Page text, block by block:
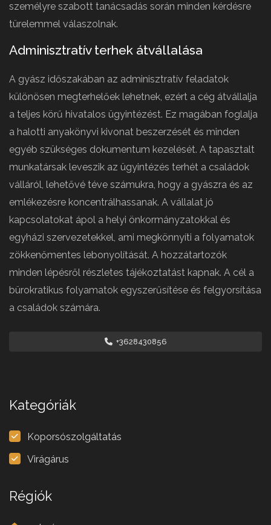
személyre szabott tanácsadás során minden kérdésre
türelemmel válaszolnak.
Adminisztratív terhek átvállalása
A gyász időszakában az adminisztratív feladatok
különösen megterhelőek lehetnek, ezért a cég átvállalja
a teljes körű hivatalos ügyintézést. Ez magában foglalja
a halotti anyakönyvi kivonat beszerzését és minden
egyéb szükséges dokumentum kezelését. A tapasztalt
munkatársak leveszik az ügyintézés terhét a családok
válláról, lehetővé téve számukra, hogy a gyászra és az
emlékezésre koncentrálhassanak. A vállalat jó
kapcsolatokat ápol a helyi önkormányzatokkal és
egyházi szervezetekkel, ami megkönnyíti a folyamatok
zökkenőmentes lebonyolítását. A hozzátartozók
minden lépésről részletes tájékoztatást kapnak. A cél a
bürokratikus folyamatok egyszerűsítése és felgyorsítása
a családok számára.
+3628430856
Kategóriák
Koporsószolgáltatás
Virágárus
Régiók